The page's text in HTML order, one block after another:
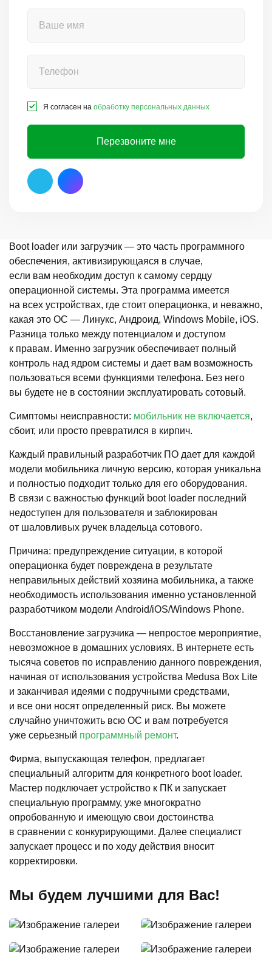
Я согласен на обработку персональных данных
Перезвоните мне
Boot loader или загрузчик — это часть программного
обеспечения, активизирующаяся в случае,
если вам необходим доступ к самому сердцу
операционной системы. Эта программа имеется
на всех устройствах, где стоит операционка, и неважно,
какая это ОС — Линукс, Андроид, Windows Mobile, iOS.
Разница только между потенциалом и доступом
к правам. Именно загрузчик обеспечивает полный
контроль над ядром системы и дает вам возможность
пользоваться всеми функциями телефона. Без него
вы будете не в состоянии эксплуатировать сотовый.
Симптомы неисправности: мобильник не включается,
сбоит, или просто превратился в кирпич.
Каждый правильный разработчик ПО дает для каждой
модели мобильника личную версию, которая уникальна
и полностью подходит только для его оборудования.
В связи с важностью функций boot loader последний
недоступен для пользователя и заблокирован
от шаловливых ручек владельца сотового.
Причина: предупреждение ситуации, в которой
операционка будет повреждена в результате
неправильных действий хозяина мобильника, а также
необходимость использования именно установленной
разработчиком модели Android/iOS/Windows Phone.
Восстановление загрузчика — непростое мероприятие,
невозможное в домашних условиях. В интернете есть
тысяча советов по исправлению данного повреждения,
начиная от использования устройства Medusa Box Lite
и заканчивая идеями с подручными средствами,
и все они носят определенный риск. Вы можете
случайно уничтожить всю ОС и вам потребуется
уже серьезный программный ремонт.
Фирма, выпускающая телефон, предлагает
специальный алгоритм для конкретного boot loader.
Мастер подключает устройство к ПК и запускает
специальную программу, уже многократно
опробованную и имеющую свои достоинства
в сравнении с конкурирующими. Далее специалист
запускает процесс и по ходу действия вносит
корректировки.
Мы будем лучшими для Вас!